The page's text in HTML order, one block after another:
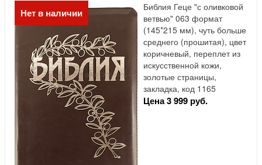
Нет в наличии
Библия Геце "с оливковой
ветвью" 063 формат
(145*215 мм), чуть больше
среднего (прошитая), цвет
коричневый, переплет из
искусственной кожи,
золотые страницы,
закладка, код 1165
Цена 3 999 руб.